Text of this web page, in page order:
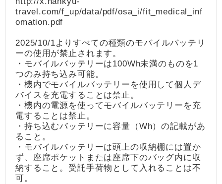
travel.com/f_up/data/pdf/osa_i/fit_medical_inf
omation.pdf
2025/10/1よりすべての種類のモバイルバッテリ
ーの使用が禁止されます。
・モバイルバッテリーは100Wh未満のものを1
つのみ持ち込み可能。
・機内でモバイルバッテリーを使用して個人デ
バイスを充電することは禁止。
・機内の電源を使ってモバイルバッテリーを充
電することは禁止。
・持ち込むバッテリーに容量（Wh）の記載があ
ること。
・モバイルバッテリーは頭上の収納棚には置か
ず、座席ポケットまたは座席下のバッグ内に収
納すること。受託手荷物として入れることは不
可。